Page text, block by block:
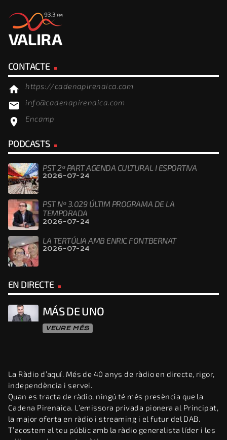
CONTACTE
home https://cadenapirenaica.com
email info@cadenapirenaica.com
location_on Encamp
PODCASTS
PST 2ª PART AGENDA CULTURAL I ESPORTIVA
2026-07-24
PST Nº 3.029 ÚLTIM PROGRAMA DE LA
TEMPORADA
2026-07-24
LA TERTÚLIA AMB ENRIC FONTBERNAT
2026-07-24
EN DIRECTE
MÁS DE UNO
VEURE MÉS
La Ràdio d’aquí. Més de 40 anys de ràdio en directe, rigor,
independència i servei.
Quan es tracta de ràdio, ningú té més presència que la
Cadena Pirenaica. L’emissora privada pionera al Principat,
la major oferta en ràdio i streaming i el futur del DAB.
T’acostem al teu públic amb la ràdio generalista líder i les